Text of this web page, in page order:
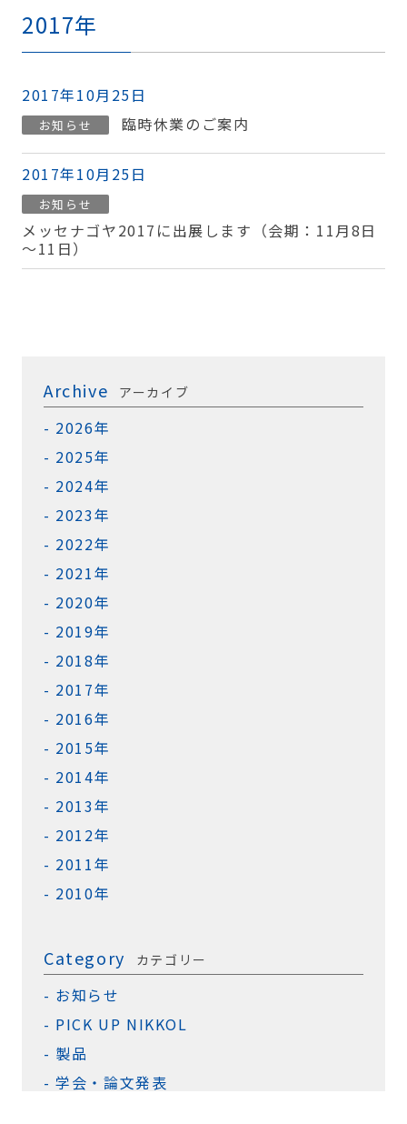
2017年
2017年10月25日
お知らせ 臨時休業のご案内
2017年10月25日
お知らせ
メッセナゴヤ2017に出展します（会期：11月8日
～11日）
Archive アーカイブ
2026年
2025年
2024年
2023年
2022年
2021年
2020年
2019年
2018年
2017年
2016年
2015年
2014年
2013年
2012年
2011年
2010年
Category カテゴリー
お知らせ
PICK UP NIKKOL
製品
学会・論文発表